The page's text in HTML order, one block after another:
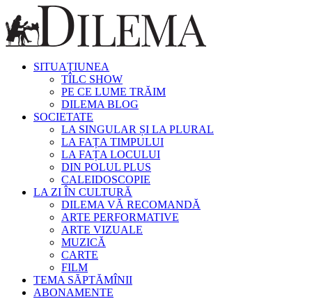
SITUAȚIUNEA
TÎLC SHOW
PE CE LUME TRĂIM
DILEMA BLOG
SOCIETATE
LA SINGULAR ȘI LA PLURAL
LA FAȚA TIMPULUI
LA FAȚA LOCULUI
DIN POLUL PLUS
CALEIDOSCOPIE
LA ZI ÎN CULTURĂ
DILEMA VĂ RECOMANDĂ
ARTE PERFORMATIVE
ARTE VIZUALE
MUZICĂ
CARTE
FILM
TEMA SĂPTĂMÎNII
ABONAMENTE